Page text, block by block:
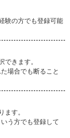
験の方でも登録可能
できます。
場合でも断ること
ます。
う方でも登録して